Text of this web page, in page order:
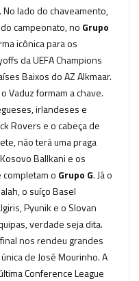
lado do chaveamento,
campeonato, no Grupo
icônica para os
da UEFA Champions
Baixos do AZ Alkmaar.
Vaduz formam a chave.
irlandeses e
Rovers e o cabeça de
não terá uma praga
Ballkani e os
o Grupo G. Já o
o suíço Basel
Pyunik e o Slovan
verdade seja dita.
nos rendeu grandes
de José Mourinho. A
Conference League